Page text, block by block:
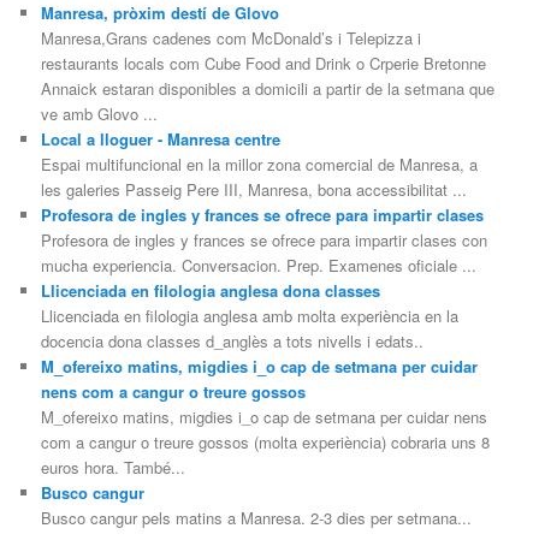
Manresa, pròxim destí de Glovo
Manresa,Grans cadenes com McDonald’s i Telepizza i
restaurants locals com Cube Food and Drink o Crperie Bretonne
Annaick estaran disponibles a domicili a partir de la setmana que
ve amb Glovo ...
Local a lloguer - Manresa centre
Espai multifuncional en la millor zona comercial de Manresa, a
les galeries Passeig Pere III, Manresa, bona accessibilitat ...
Profesora de ingles y frances se ofrece para impartir clases
Profesora de ingles y frances se ofrece para impartir clases con
mucha experiencia. Conversacion. Prep. Examenes oficiale ...
Llicenciada en filologia anglesa dona classes
Llicenciada en filologia anglesa amb molta experiència en la
docencia dona classes d_anglès a tots nivells i edats..
M_ofereixo matins, migdies i_o cap de setmana per cuidar
nens com a cangur o treure gossos
M_ofereixo matins, migdies i_o cap de setmana per cuidar nens
com a cangur o treure gossos (molta experiència) cobraria uns 8
euros hora. També...
Busco cangur
Busco cangur pels matins a Manresa. 2-3 dies per setmana...